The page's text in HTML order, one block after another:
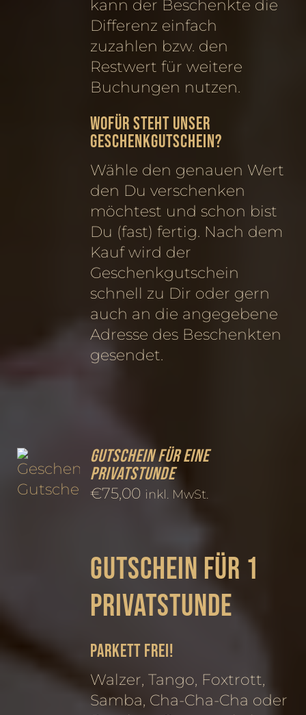
kann der Beschenkte die
Differenz einfach
zuzahlen bzw. den
Restwert für weitere
Buchungen nutzen.
Wofür steht unser
Geschenkgutschein?
Wähle den genauen Wert
den Du verschenken
möchtest und schon bist
Du (fast) fertig. Nach dem
Kauf wird der
Geschenkgutschein
schnell zu Dir oder gern
auch an die angegebene
Adresse des Beschenkten
gesendet.
Gutschein für eine
Privatstunde
€75,00 inkl. MwSt.
Gutschein für 1
Privatstunde
PARKETT FREI!
Walzer, Tango, Foxtrott,
Samba, Cha-Cha-Cha oder